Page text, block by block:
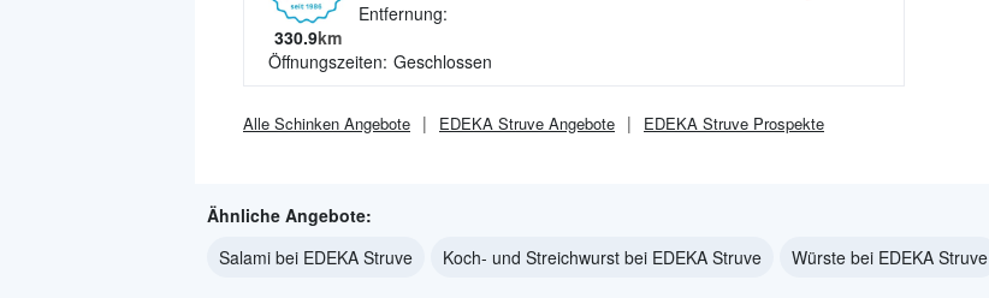
Entfernung:
330.9km
Öffnungszeiten: Geschlossen
Alle Schinken Angebote EDEKA Struve Angebote EDEKA Struve Prospekte
Ähnliche Angebote:
Salami bei EDEKA Struve
Koch- und Streichwurst bei EDEKA Struve Würste bei EDEKA Struve